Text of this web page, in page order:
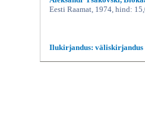
Eesti Raamat, 1974, hind:
Ilukirjandus: väliskirjandus